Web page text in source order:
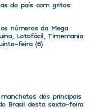
do país com gritos:
números da Mega
Lotofácil, Timemania
feira (6)
dos principais
Brasil desta sexta-feira